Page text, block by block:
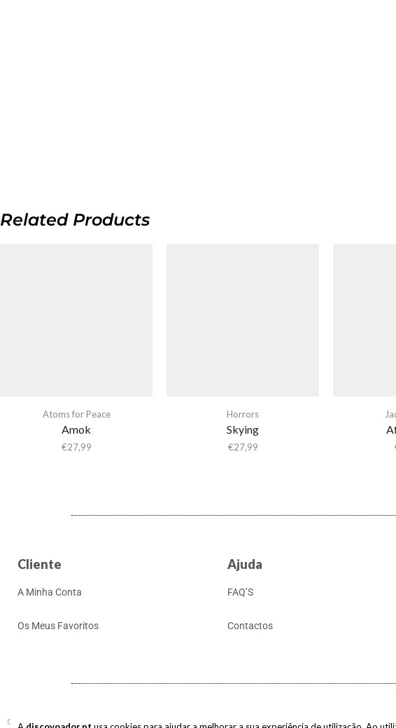
Related Products
Atoms for Peace
Amok
€27,99
Horrors
Skying
€27,99
Cliente
A Minha Conta
Os Meus Favoritos
Ajuda
FAQ’S
Contactos
Copyright © 2017-2026 discovoador. Todos os direitos reservados.